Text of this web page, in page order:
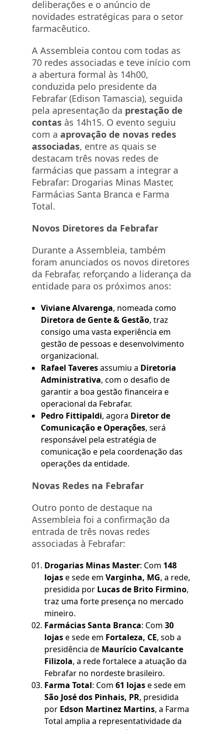
deliberações e o anúncio de
novidades estratégicas para o setor
farmacêutico.
A Assembleia contou com todas as
70 redes associadas e teve início com
a abertura formal às 14h00,
conduzida pelo presidente da
Febrafar (Edison Tamascia), seguida
pela apresentação da prestação de
contas às 14h15. O evento seguiu
com a aprovação de novas redes
associadas, entre as quais se
destacam três novas redes de
farmácias que passam a integrar a
Febrafar: Drogarias Minas Master,
Farmácias Santa Branca e Farma
Total.
Novos Diretores da Febrafar
Durante a Assembleia, também
foram anunciados os novos diretores
da Febrafar, reforçando a liderança da
entidade para os próximos anos:
Viviane Alvarenga, nomeada como
Diretora de Gente & Gestão, traz
consigo uma vasta experiência em
gestão de pessoas e desenvolvimento
organizacional.
Rafael Taveresassumiu a Diretoria
Administrativa, com o desafio de
garantir a boa gestão financeira e
operacional da Febrafar.
Pedro Fittipaldi, agora Diretor de
Comunicação e Operações, será
responsável pela estratégia de
comunicação e pela coordenação das
operações da entidade.
Novas Redes na Febrafar
Outro ponto de destaque na
Assembleia foi a confirmação da
entrada de três novas redes
associadas à Febrafar:
Drogarias Minas Master: Com 148
lojase sede em Varginha, MG, a rede,
presidida por Lucas de Brito Firmino,
traz uma forte presença no mercado
mineiro.
Farmácias Santa Branca: Com 30
lojase sede em Fortaleza, CE, sob a
presidência de Maurício Cavalcante
Filizola, a rede fortalece a atuação da
Febrafar no nordeste brasileiro.
Farma Total: Com 61 lojase sede em
São José dos Pinhais, PR, presidida
por Edson Martinez Martins, a Farma
Total amplia a representatividade da